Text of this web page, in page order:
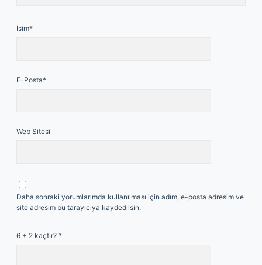
İsim*
E-Posta*
Web Sitesi
Daha sonraki yorumlarımda kullanılması için adım, e-posta adresim ve
site adresim bu tarayıcıya kaydedilsin.
6 + 2 kaçtır? *